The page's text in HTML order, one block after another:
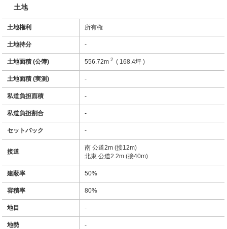
土地
土地権利 所有権
土地持分 -
土地面積 (公簿) 556.72m2 ( 168.4坪 )
土地面積 (実測) -
私道負担面積 -
私道負担割合 -
セットバック -
接道
南 公道2m (接12m)
北東 公道2.2m (接40m)
建蔽率 50%
容積率 80%
地目 -
地勢 -